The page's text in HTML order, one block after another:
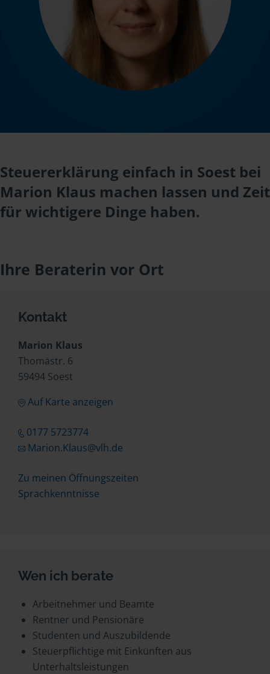
Steuererklärung einfach in Soest bei
Marion Klaus machen lassen und Zeit
für wichtigere Dinge haben.
Ihre Beraterin vor Ort
Kontakt
Marion Klaus
Thomästr. 6
59494 Soest
Auf Karte anzeigen
0177 5723774
Marion.Klaus@vlh.de
Zu meinen Öffnungszeiten
Sprachkenntnisse
Wen ich berate
Arbeitnehmer und Beamte
Rentner und Pensionäre
Studenten und Auszubildende
Steuerpflichtige mit Einkünften aus
Unterhaltsleistungen